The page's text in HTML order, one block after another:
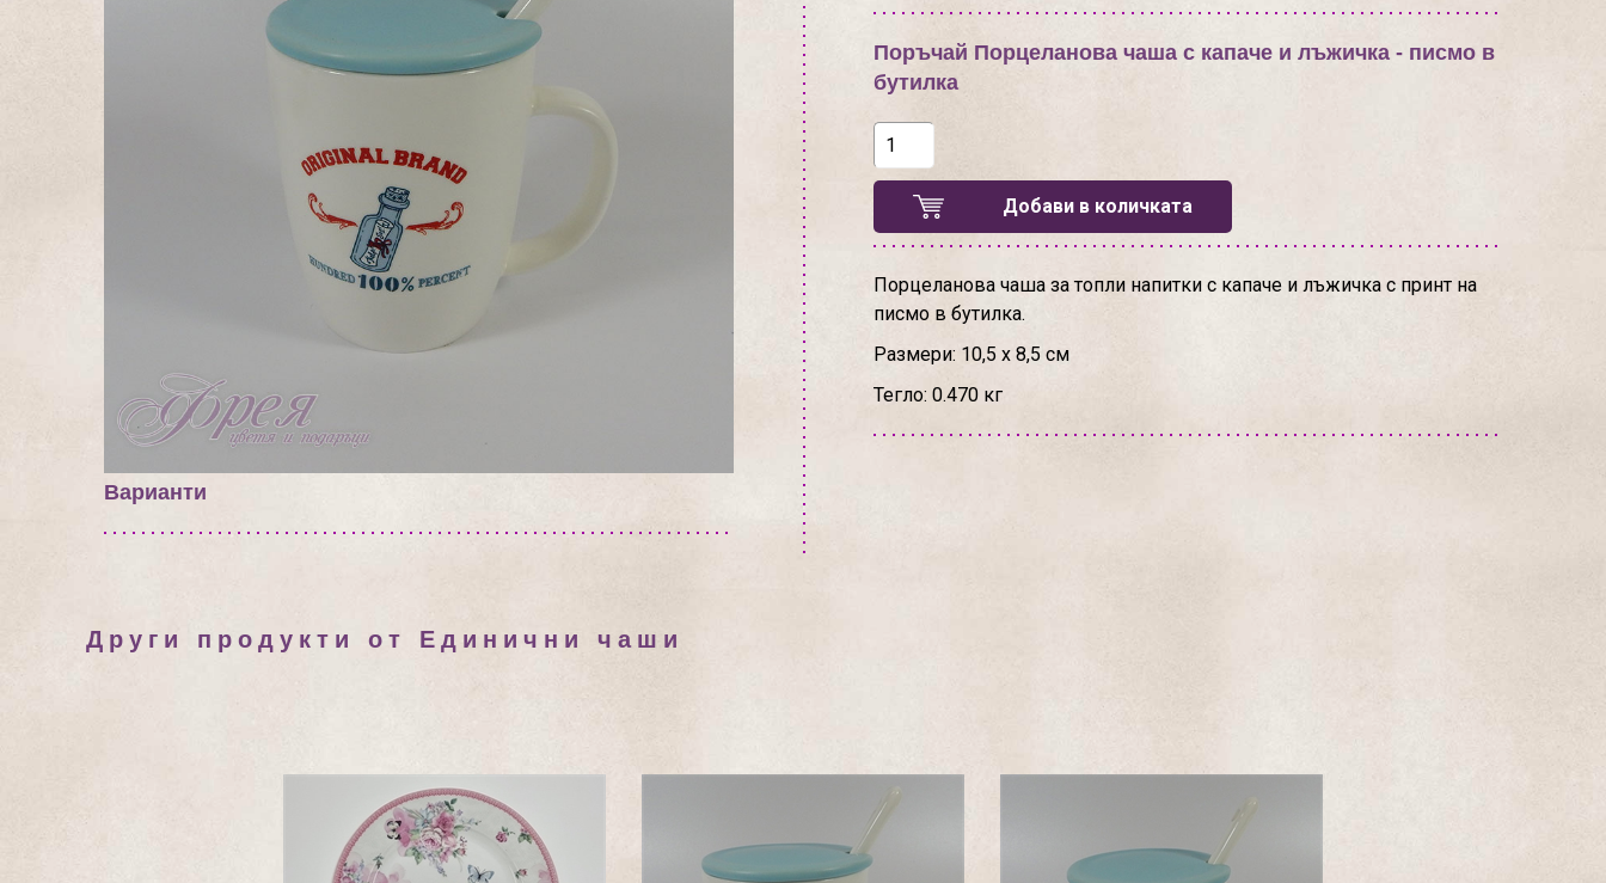
Варианти
Поръчай Порцеланова чаша с капаче и лъжичка - писмо в
бутилка
Добави в количката
Порцеланова чаша за топли напитки с капаче и лъжичка с принт на
писмо в бутилка.
Размери: 10,5 х 8,5 см
Тегло: 0.470 кг
Други продукти от Единични чаши